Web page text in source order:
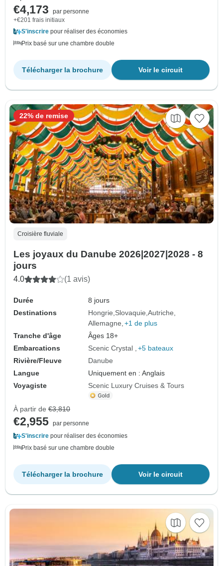
€4,173
par personne
+€201 frais initiaux
S'inscrire pour réaliser des économies
Prix basé sur une chambre double
Voir le circuit
Télécharger la brochure
Croisière fluviale
Les joyaux du Danube 2026|2027|2028 - 8
jours
4.0 (1 avis)
Durée
8 jours
Destinations
Hongrie Slovaquie Autriche
Allemagne +1 de plus
Tranche d'âge
Âges 18+
Embarcations
Scenic Crystal
+5 bateaux
Rivière/Fleuve
Danube
Langue
Uniquement en : Anglais
Voyagiste
Scenic Luxury Cruises & Tours
22% de remise
À partir de €3,810
€2,955 par personne
S'inscrire pour réaliser des économies
Prix basé sur une chambre double
Voir le circuit
Télécharger la brochure